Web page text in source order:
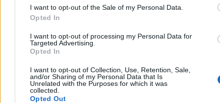
I want to opt-out of the Sale of my Personal Data.
Opted In
I want to opt-out of processing my Personal Data for
Targeted Advertising.
Opted In
I want to opt-out of Collection, Use, Retention, Sale,
and/or Sharing of my Personal Data that Is
Unrelated with the Purposes for which it was
collected.
Opted Out
Reklama